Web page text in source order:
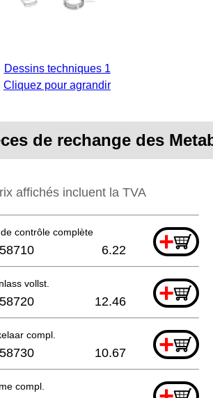
Dessins techniques 1
Cliquez pour agrandir
de rechange des
affichés incluent la TVA
contrôle complète +
6.22
vollst. +
12.46
compl. +
10.67
compl.